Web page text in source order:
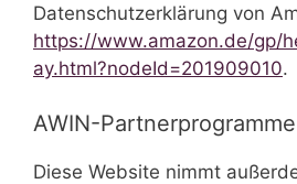
Datenschutzerklärung von
https://www.amazon.de/gp/
ay.html?nodeId=201909010.
AWIN-Partnerprogramme
Diese Website nimmt